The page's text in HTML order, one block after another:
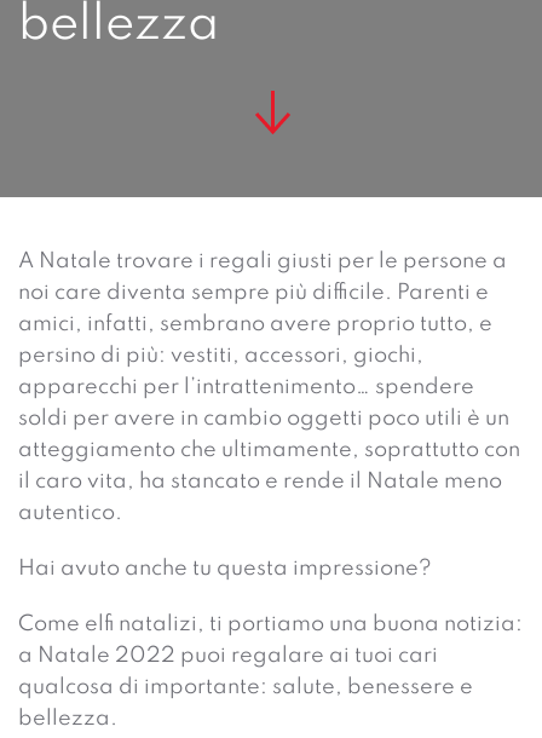
bellezza
A Natale trovare i regali giusti per le persone a
noi care diventa sempre più difficile. Parenti e
amici, infatti, sembrano avere proprio tutto, e
persino di più: vestiti, accessori, giochi,
apparecchi per l’intrattenimento… spendere
soldi per avere in cambio oggetti poco utili è un
atteggiamento che ultimamente, soprattutto con
il caro vita, ha stancato e rende il Natale meno
autentico.
Hai avuto anche tu questa impressione?
Come elfi natalizi, ti portiamo una buona notizia:
a Natale 2022 puoi regalare ai tuoi cari
qualcosa di importante: salute, benessere e
bellezza.